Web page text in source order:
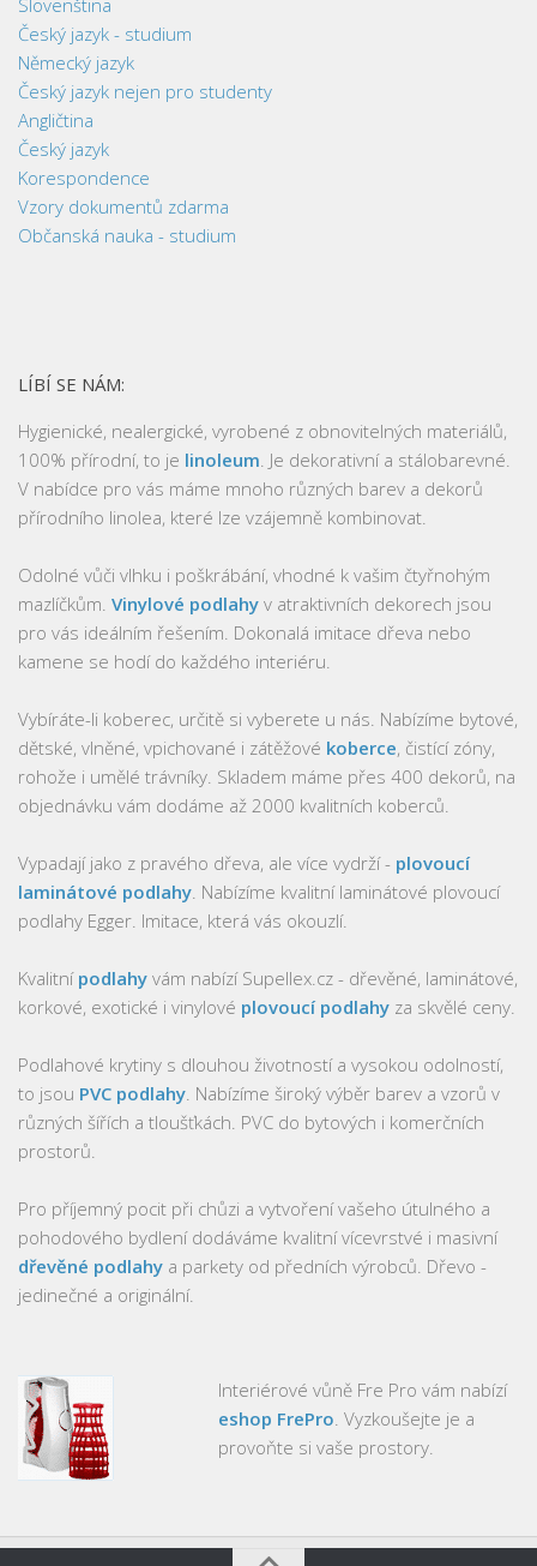
Český jazyk - studium
Německý jazyk
Český jazyk nejen pro studenty
Angličtina
Český jazyk
Korespondence
Vzory dokumentů zdarma
Občanská nauka - studium
LÍBÍ SE NÁM:
Hygienické, nealergické, vyrobené z obnovitelných materiálů,
100% přírodní, to je linoleum . Je dekorativní a stálobarevné.
V nabídce pro vás máme mnoho různých barev a dekorů
přírodního linolea, které lze vzájemně kombinovat.
Odolné vůči vlhku i poškrábání, vhodné k vašim čtyřnohým
mazlíčkům. Vinylové podlahy v atraktivních dekorech jsou
pro vás ideálním řešením. Dokonalá imitace dřeva nebo
kamene se hodí do každého interiéru.
Vybíráte-li koberec, určitě si vyberete u nás. Nabízíme bytové,
dětské, vlněné, vpichované i zátěžové koberce, čistící zóny,
rohože i umělé trávníky. Skladem máme přes 400 dekorů, na
objednávku vám dodáme až 2000 kvalitních koberců.
Vypadají jako z pravého dřeva, ale více vydrží - plovoucí
laminátové podlahy . Nabízíme kvalitní laminátové plovoucí
podlahy Egger. Imitace, která vás okouzlí.
Kvalitní podlahy vám nabízí Supellex.cz - dřevěné, laminátové,
korkové, exotické i vinylové plovoucí podlahy za skvělé ceny.
Podlahové krytiny s dlouhou životností a vysokou odolností,
to jsou PVC podlahy . Nabízíme široký výběr barev a vzorů v
různých šířích a tloušťkách. PVC do bytových i komerčních
prostorů.
Pro příjemný pocit při chůzi a vytvoření vašeho útulného a
pohodového bydlení dodáváme kvalitní vícevrstvé i masivní
dřevěné podlahy a parkety od předních výrobců. Dřevo -
jedinečné a originální.
Interiérové vůně Fre Pro vám nabízí
eshop FrePro . Vyzkoušejte je a
provoňte si vaše prostory.